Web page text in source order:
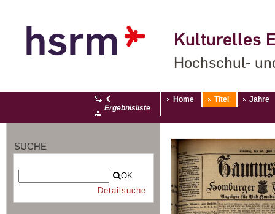
Kulturelles
Hochschul-
Ergebnisliste
Home Titel Jahre
SUCHE
OK
Detailsuche